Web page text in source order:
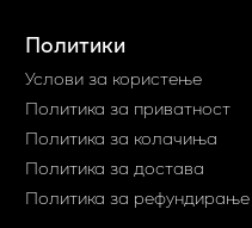
Политики
Услови за користење
Политика за приватност
Политика за колачиња
Политика за достава
Политика за рефундирање